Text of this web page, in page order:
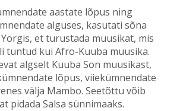
aastate lõpus ning
alguses, kasutati sõna
et turustada muusikat, mis
tuntud kui Afro-Kuuba muusika.
algselt Kuuba Son muusikast,
lõpus, viiekümnendate
välja Mambo. Seetõttu võib
pidada Salsa sünnimaaks.